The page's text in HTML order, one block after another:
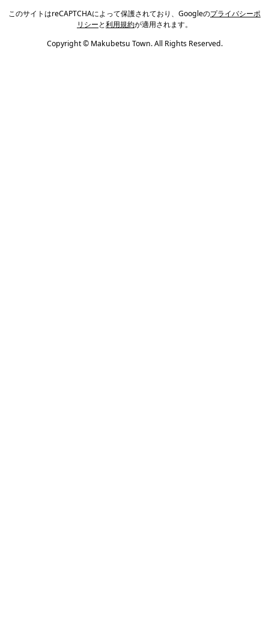
このサイトはreCAPTCHAによって保護されており、Googleのプライバシーポ
リシーと利用規約が適用されます。
Copyright © Makubetsu Town. All Rights Reserved.